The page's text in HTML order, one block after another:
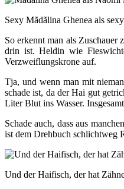
Sexy Mãdãlina Ghenea als
So erkennt man als
drin ist. Heldin wie
Verzweiflungskrone auf.
Tja, und wenn man mit
schade ist, da der Hai gut
Liter Blut ins Wasser.
Schade auch, dass aus
ist dem Drehbuch schlichtweg
Und der Haifisch, der hat